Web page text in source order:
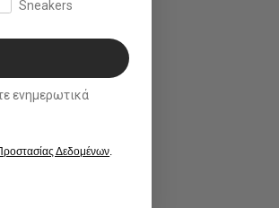
Sneakers
Δεδομένων.